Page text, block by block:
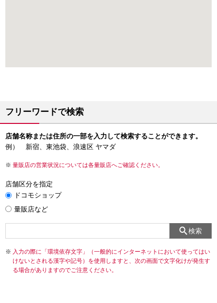
フリーワードで検索
店舗名称または住所の一部を入力して検索することができます。
例） 新宿、東池袋、浪速区 ヤマダ
量販店の営業状況については各量販店へご確認ください。
店舗区分を指定
ドコモショップ
量販店など
検索
入力の際に「環境依存文字」（一般的にインターネットにおいて使ってはい
けないとされる漢字や記号）を使用しますと、次の画面で文字化けが発生す
る場合がありますのでご注意ください。